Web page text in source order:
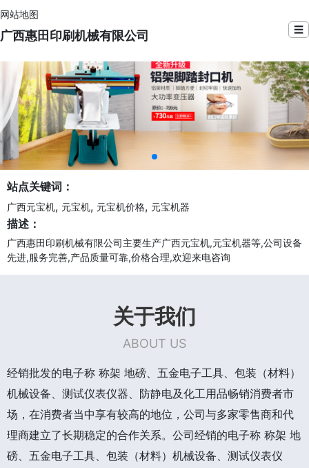
网站地图
广西惠田印刷机械有限公司 ☰
站点关键词：
广西元宝机, 元宝机, 元宝机价格, 元宝机器
描述：
广西惠田印刷机械有限公司主要生产广西元宝机,元宝机器等,公司设备
先进,服务完善,产品质量可靠,价格合理,欢迎来电咨询
关于我们
ABOUT US
经销批发的电子称 称架 地磅、五金电子工具、包装（材料）
机械设备、测试仪表仪器、防静电及化工用品畅销消费者市
场，在消费者当中享有较高的地位，公司与多家零售商和代
理商建立了长期稳定的合作关系。公司经销的电子称 称架 地
磅、五金电子工具、包装（材料）机械设备、测试仪表仪